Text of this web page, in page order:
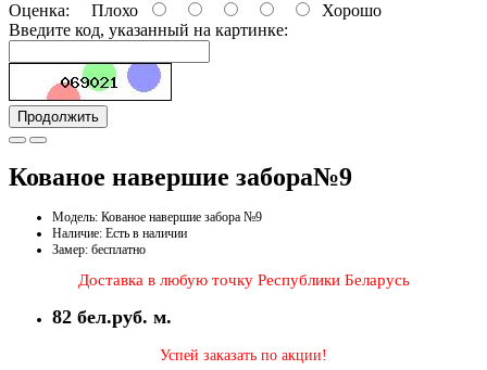
Оценка: Плохо
Хорошо
Введите код, указанный на картинке:
Продолжить
Кованое навершие забора№9
Модель: Кованое навершие забора №9
Наличие: Есть в наличии
Замер: бесплатно
Доставка в любую точку Республики Беларусь
82 бел.руб. м.
Успей заказать по акции!